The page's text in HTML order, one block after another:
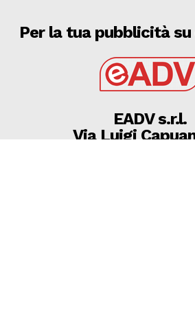
Per la tua pubblicità
EADV s.r.l.
Via Luigi